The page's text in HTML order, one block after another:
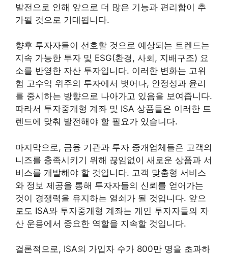
발전으로 인해 앞으로 더 많은 기능과 편리함이 추
가될 것으로 기대됩니다.
향후 투자자들이 선호할 것으로 예상되는 트렌드는
지속 가능한 투자 및 ESG(환경, 사회, 지배구조) 요
소를 반영한 자산 투자입니다. 이러한 변화는 고위
험 고수익 위주의 투자에서 벗어나, 안정성과 윤리
를 중시하는 방향으로 나아가고 있음을 보여줍니다.
따라서 투자중개형 계좌 및 ISA 상품들은 이러한 트
렌드에 맞춰 발전해야 할 필요가 있습니다.
마지막으로, 금융 기관과 투자 중개업체들은 고객의
니즈를 충족시키기 위해 끊임없이 새로운 상품과 서
비스를 개발해야 할 것입니다. 고객 맞춤형 서비스
와 정보 제공을 통해 투자자들의 신뢰를 얻어가는
것이 경쟁력을 유지하는 열쇠가 될 것입니다. 앞으
로도 ISA와 투자중개형 계좌는 개인 투자자들의 자
산 운용에서 중요한 역할을 지속할 것입니다.
결론적으로, ISA의 가입자 수가 800만 명을 초과하